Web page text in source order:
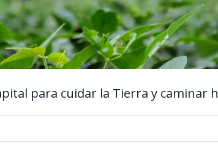
para cuidar la Tierra y caminar